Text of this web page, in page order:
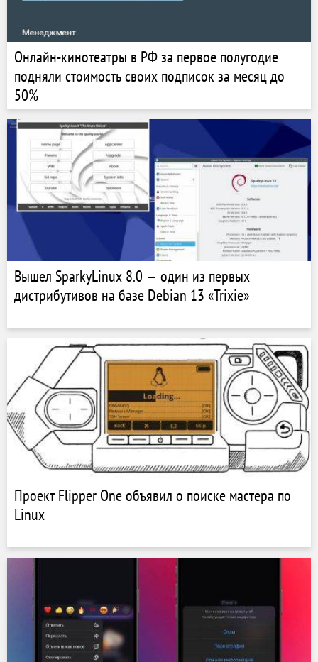
Онлайн-кинотеатры в РФ за первое полугодие
подняли стоимость своих подписок за месяц до
50%
Вышел SparkyLinux 8.0 — один из первых
дистрибутивов на базе Debian 13 «Trixie»
Проект Flipper One объявил о поиске мастера по
Linux